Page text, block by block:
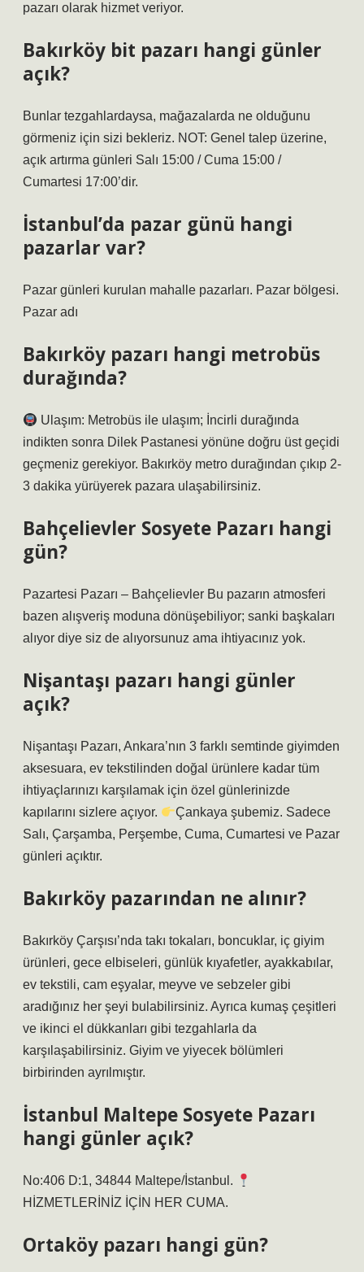
pazarı olarak hizmet veriyor.
Bakırköy bit pazarı hangi günler
açık?
Bunlar tezgahlardaysa, mağazalarda ne olduğunu
görmeniz için sizi bekleriz. NOT: Genel talep üzerine,
açık artırma günleri Salı 15:00 / Cuma 15:00 /
Cumartesi 17:00’dir.
İstanbul’da pazar günü hangi
pazarlar var?
Pazar günleri kurulan mahalle pazarları. Pazar bölgesi.
Pazar adı
Bakırköy pazarı hangi metrobüs
durağında?
Ulaşım: Metrobüs ile ulaşım; İncirli durağında
indikten sonra Dilek Pastanesi yönüne doğru üst geçidi
geçmeniz gerekiyor. Bakırköy metro durağından çıkıp 2-
3 dakika yürüyerek pazara ulaşabilirsiniz.
Bahçelievler Sosyete Pazarı hangi
gün?
Pazartesi Pazarı – Bahçelievler Bu pazarın atmosferi
bazen alışveriş moduna dönüşebiliyor; sanki başkaları
alıyor diye siz de alıyorsunuz ama ihtiyacınız yok.
Nişantaşı pazarı hangi günler
açık?
Nişantaşı Pazarı, Ankara’nın 3 farklı semtinde giyimden
aksesuara, ev tekstilinden doğal ürünlere kadar tüm
ihtiyaçlarınızı karşılamak için özel günlerinizde
kapılarını sizlere açıyor.
Çankaya şubemiz. Sadece
Salı, Çarşamba, Perşembe, Cuma, Cumartesi ve Pazar
günleri açıktır.
Bakırköy pazarından ne alınır?
Bakırköy Çarşısı’nda takı tokaları, boncuklar, iç giyim
ürünleri, gece elbiseleri, günlük kıyafetler, ayakkabılar,
ev tekstili, cam eşyalar, meyve ve sebzeler gibi
aradığınız her şeyi bulabilirsiniz. Ayrıca kumaş çeşitleri
ve ikinci el dükkanları gibi tezgahlarla da
karşılaşabilirsiniz. Giyim ve yiyecek bölümleri
birbirinden ayrılmıştır.
İstanbul Maltepe Sosyete Pazarı
hangi günler açık?
No:406 D:1, 34844 Maltepe/İstanbul.
HİZMETLERİNİZ İÇİN HER CUMA.
Ortaköy pazarı hangi gün?